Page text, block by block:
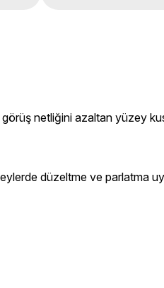
netliğini azaltan yüzey
düzeltme ve parlatma